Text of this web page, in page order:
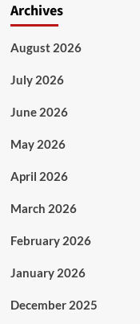
Archives
August 2026
July 2026
June 2026
May 2026
April 2026
March 2026
February 2026
January 2026
December 2025